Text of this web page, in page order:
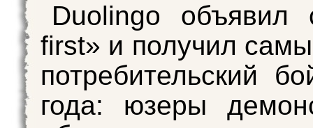
Duolingo объявил
first» и получил
потребительский
года: юзеры